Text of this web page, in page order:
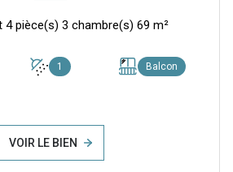
Appartement 4 pièce(s) 3 chambre(s) 69 m²
1 Balcon
VOIR LE BIEN